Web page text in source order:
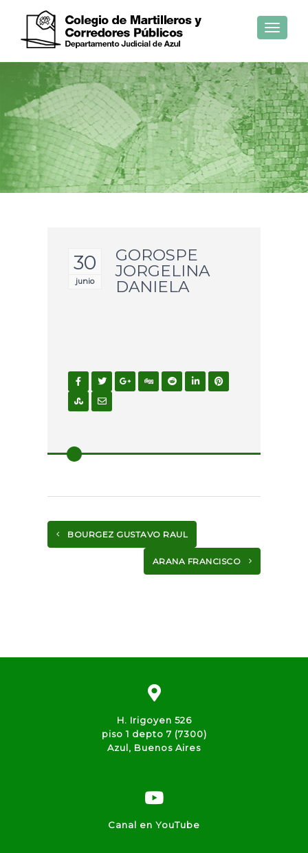
Toggle
30
junio
GOROSPE
JORGELINA
DANIELA
BOURGEZ GUSTAVO RAUL
ARANA FRANCISCO
H. Irigoyen 526
piso 1 depto 7 (7300)
Azul, Buenos Aires
Canal en YouTube